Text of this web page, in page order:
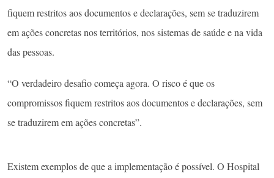
fiquem restritos aos documentos e declarações, sem se traduzirem
em ações concretas nos territórios, nos sistemas de saúde e na vida
das pessoas.
“O verdadeiro desafio começa agora. O risco é que os
compromissos fiquem restritos aos documentos e declarações, sem
se traduzirem em ações concretas”.
Existem exemplos de que a implementação é possível. O Hospital